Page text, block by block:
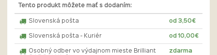
Tento produkt môžete mať s dodaním:
Slovenská pošta od 3,50€
Slovenská pošta - Kuriér od 10,00€
Osobný odber vo výdajnom mieste Brilliant
zdarma